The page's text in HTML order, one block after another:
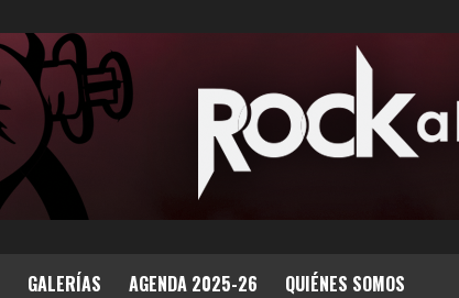
GALERÍAS AGENDA 2025-26 QUIÉNES SOMOS